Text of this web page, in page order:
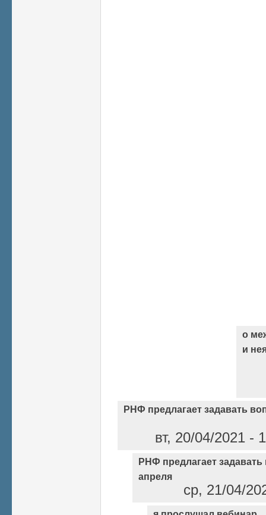
о
и
РНФ предлагает задавать
вт, 20/04/2021 -
РНФ предлагает
апреля
ср, 21/04/